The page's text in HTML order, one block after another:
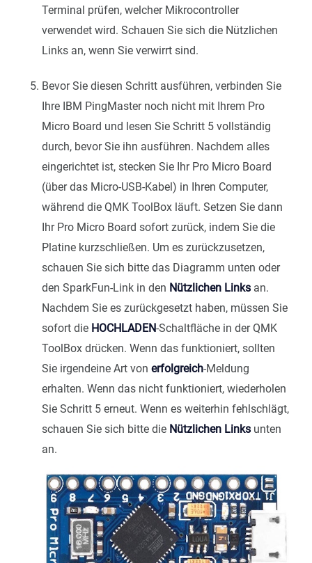
Terminal prüfen, welcher Mikrocontroller
verwendet wird. Schauen Sie sich die Nützlichen
Links an, wenn Sie verwirrt sind.
Bevor Sie diesen Schritt ausführen, verbinden Sie
Ihre IBM PingMaster noch nicht mit Ihrem Pro
Micro Board und lesen Sie Schritt 5 vollständig
durch, bevor Sie ihn ausführen. Nachdem alles
eingerichtet ist, stecken Sie Ihr Pro Micro Board
(über das Micro-USB-Kabel) in Ihren Computer,
während die QMK ToolBox läuft. Setzen Sie dann
Ihr Pro Micro Board sofort zurück, indem Sie die
Platine kurzschließen. Um es zurückzusetzen,
schauen Sie sich bitte das Diagramm unten oder
den SparkFun-Link in den Nützlichen Links an.
Nachdem Sie es zurückgesetzt haben, müssen Sie
sofort die HOCHLADEN-Schaltfläche in der QMK
ToolBox drücken. Wenn das funktioniert, sollten
Sie irgendeine Art von erfolgreich-Meldung
erhalten. Wenn das nicht funktioniert, wiederholen
Sie Schritt 5 erneut. Wenn es weiterhin fehlschlägt,
schauen Sie sich bitte die Nützlichen Links unten
an.